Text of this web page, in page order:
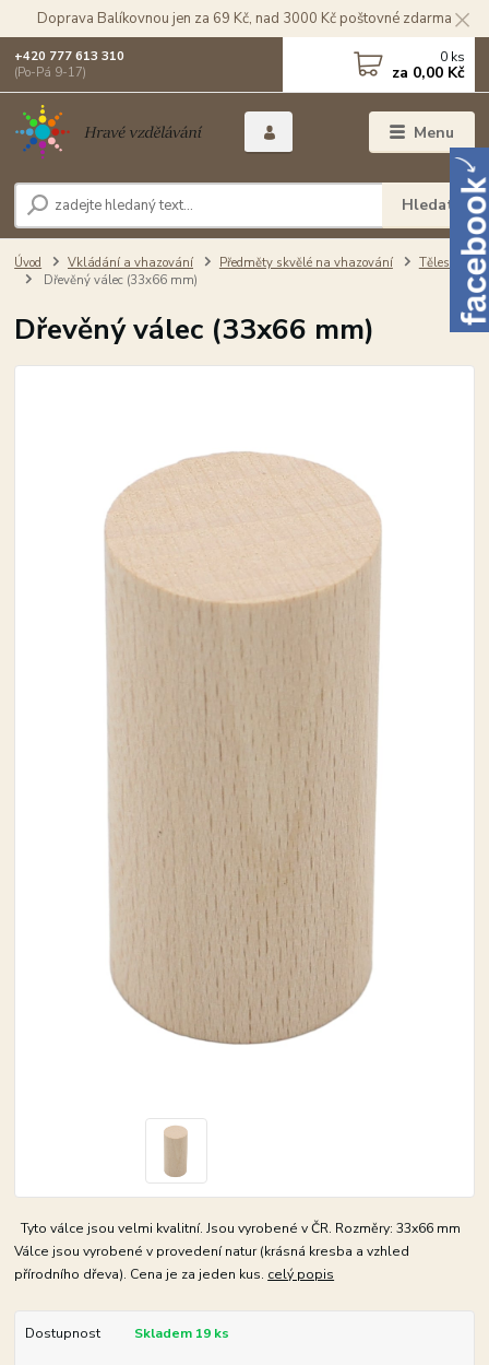
Doprava Balíkovnou jen za 69 Kč, nad 3000 Kč poštovné zdarma
Menu
Hledat
+420 777 613 310
(Po-Pá 9-17)
0 ks
za 0,00 Kč
Úvod Vkládání a vhazování Předměty skvělé na vhazování
Tělesa
Dřevěný válec (33x66 mm)
Dřevěný válec (33x66 mm)
Tyto válce jsou velmi kvalitní. Jsou vyrobené v ČR. Rozměry: 33x66 mm
Válce jsou vyrobené v provedení natur (krásná kresba a vzhled
přírodního dřeva). Cena je za jeden kus. celý popis
Dostupnost Skladem 19 ks